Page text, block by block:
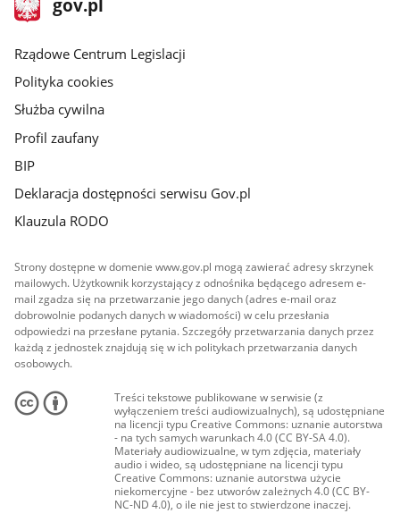
gov.pl
Rządowe Centrum Legislacji
Polityka cookies
Służba cywilna
Profil zaufany
BIP
Deklaracja dostępności serwisu Gov.pl
Klauzula RODO
Strony dostępne w domenie www.gov.pl mogą zawierać adresy skrzynek
mailowych. Użytkownik korzystający z odnośnika będącego adresem e-
mail zgadza się na przetwarzanie jego danych (adres e-mail oraz
dobrowolnie podanych danych w wiadomości) w celu przesłania
odpowiedzi na przesłane pytania. Szczegóły przetwarzania danych przez
każdą z jednostek znajdują się w ich politykach przetwarzania danych
osobowych.
Treści tekstowe publikowane w serwisie (z
wyłączeniem treści audiowizualnych), są udostępniane
na licencji typu Creative Commons: uznanie autorstwa
- na tych samych warunkach 4.0 (CC BY-SA 4.0).
Materiały audiowizualne, w tym zdjęcia, materiały
audio i wideo, są udostępniane na licencji typu
Creative Commons: uznanie autorstwa użycie
niekomercyjne - bez utworów zależnych 4.0 (CC BY-
NC-ND 4.0), o ile nie jest to stwierdzone inaczej.